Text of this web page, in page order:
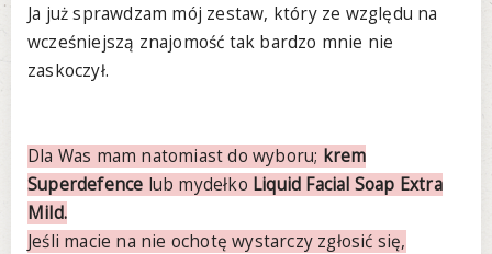
Ja już sprawdzam mój zestaw, który ze względu na
wcześniejszą znajomość tak bardzo mnie nie
zaskoczył.
Dla Was mam natomiast do wyboru; krem
Superdefence lub mydełko Liquid Facial Soap Extra
Mild.
Jeśli macie na nie ochotę wystarczy zgłosić się,